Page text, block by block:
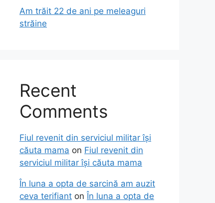
Am trăit 22 de ani pe meleaguri
străine
Recent
Comments
Fiul revenit din serviciul militar își
căuta mama on Fiul revenit din
serviciul militar își căuta mama
În luna a opta de sarcină am auzit
ceva terifiant on În luna a opta de